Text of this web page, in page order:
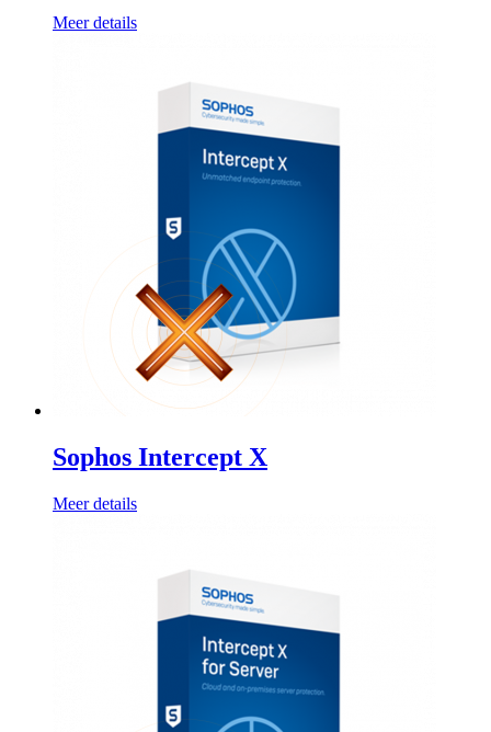
Meer details
Sophos Intercept X
Meer details